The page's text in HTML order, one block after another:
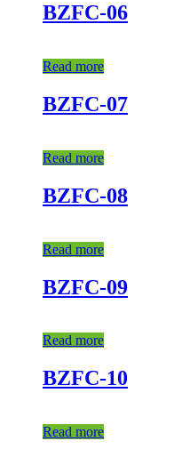
BZFC-06
Read more
BZFC-07
Read more
BZFC-08
Read more
BZFC-09
Read more
BZFC-10
Read more